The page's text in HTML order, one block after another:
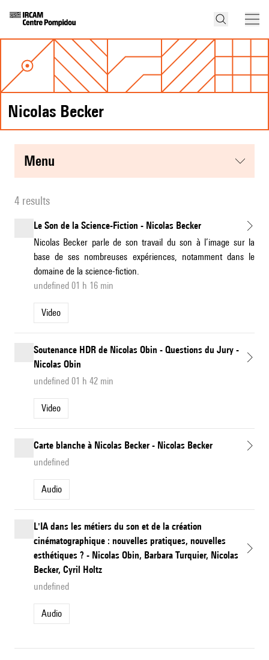
Nicolas Becker
menu
4 results
Le Son de la Science-Fiction - Nicolas Becker
Nicolas Becker parle de son travail du son à l’image sur la
base de ses nombreuses expériences, notamment dans le
domaine de la science-fiction.
undefined 01 h 16 min
Video
Soutenance HDR de Nicolas Obin - Questions du Jury -
Nicolas Obin
undefined 01 h 42 min
Video
Carte blanche à Nicolas Becker - Nicolas Becker
undefined
Audio
L'IA dans les métiers du son et de la création
cinématographique : nouvelles pratiques, nouvelles
esthétiques ? - Nicolas Obin, Barbara Turquier, Nicolas
Becker, Cyril Holtz
undefined
Audio